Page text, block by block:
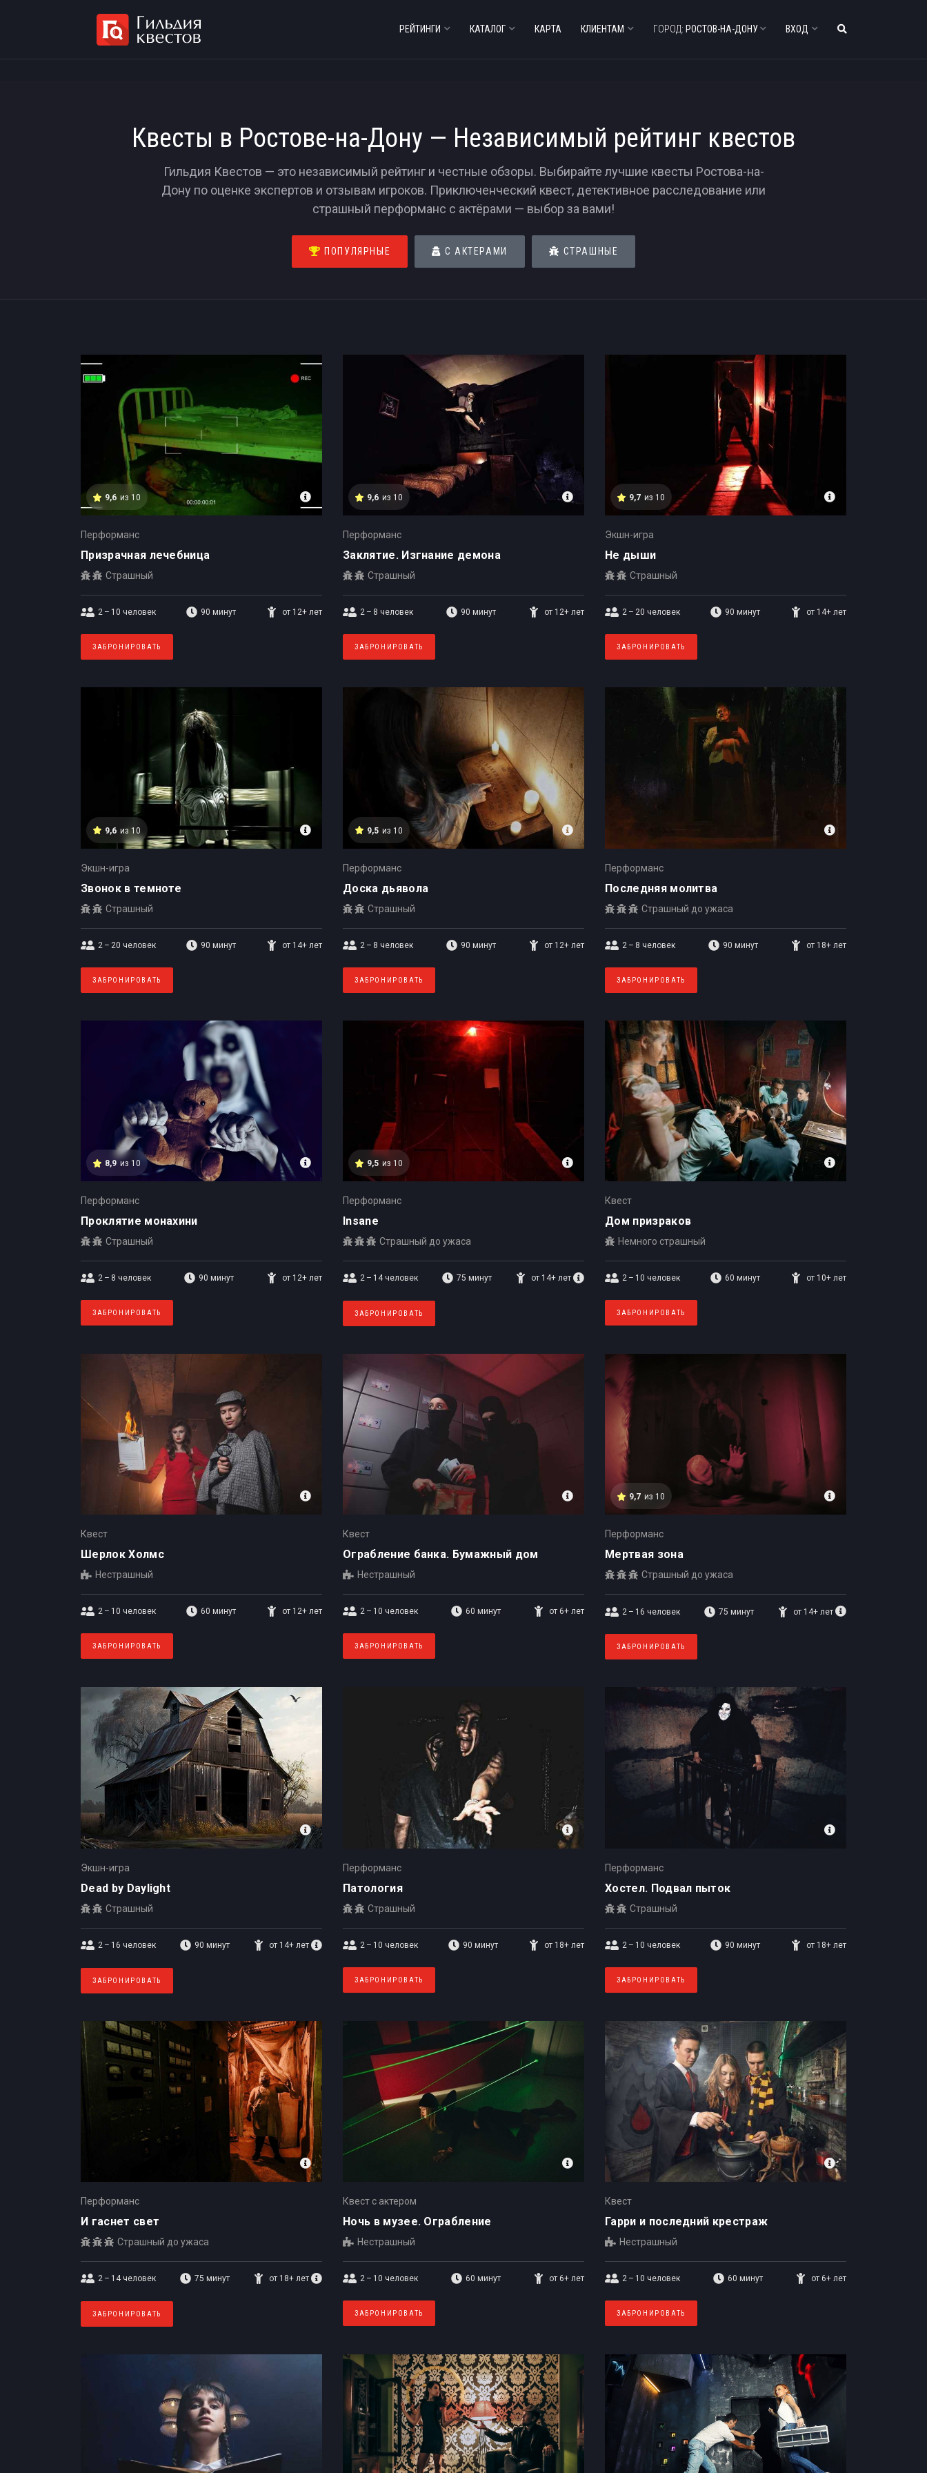
РЕЙТИНГИ КАТАЛОГ КАРТА КЛИЕНТАМ ГОРОД: РОСТОВ-НА-ДОНУ ВХОД
Квесты в Ростове-на-Дону — Независимый рейтинг квестов
Гильдия Квестов — это независимый рейтинг и честные обзоры. Выбирайте лучшие квесты Ростова-на-
Дону по оценке экспертов и отзывам игроков. Приключенческий квест, детективное расследование или
страшный перформанс с актёрами — выбор за вами!
ПОПУЛЯРНЫЕ С АКТЕРАМИ СТРАШНЫЕ
9,6 из 10
Перформанс
Призрачная лечебница
Страшный
2 – 10 человек 90 минут от 12+ лет
ЗАБРОНИРОВАТЬ
9,6 из 10
Перформанс
Заклятие. Изгнание демона
Страшный
2 – 8 человек 90 минут от 12+ лет
ЗАБРОНИРОВАТЬ
9,7 из 10
Экшн-игра
Не дыши
Страшный
2 – 20 человек 90 минут от 14+ лет
ЗАБРОНИРОВАТЬ
9,6 из 10
Экшн-игра
Звонок в темноте
Страшный
2 – 20 человек 90 минут от 14+ лет
ЗАБРОНИРОВАТЬ
9,5 из 10
Перформанс
Доска дьявола
Страшный
2 – 8 человек 90 минут от 12+ лет
ЗАБРОНИРОВАТЬ
Перформанс
Последняя молитва
Страшный до ужаса
2 – 8 человек 90 минут от 18+ лет
ЗАБРОНИРОВАТЬ
8,9 из 10
Перформанс
Проклятие монахини
Страшный
2 – 8 человек 90 минут от 12+ лет
ЗАБРОНИРОВАТЬ
9,5 из 10
Перформанс
Insane
Страшный до ужаса
2 – 14человек 75 минут от 14+ лет
ЗАБРОНИРОВАТЬ
Квест
Дом призраков
Немного страшный
2 – 10 человек 60 минут от 10+ лет
ЗАБРОНИРОВАТЬ
Квест
Шерлок Холмс
Нестрашный
2 – 10 человек 60 минут от 12+ лет
ЗАБРОНИРОВАТЬ
Квест
Ограбление банка. Бумажный дом
Нестрашный
2 – 10 человек 60 минут от 6+ лет
ЗАБРОНИРОВАТЬ
9,7 из 10
Перформанс
Мертвая зона
Страшный до ужаса
2 – 16 человек 75 минут от 14+ лет
ЗАБРОНИРОВАТЬ
Экшн-игра
Dead by Daylight
Страшный
2 – 16 человек 90 минут от 14+ лет
ЗАБРОНИРОВАТЬ
Перформанс
Патология
Страшный
2 – 10 человек 90 минут от 18+ лет
ЗАБРОНИРОВАТЬ
Перформанс
Хостел. Подвал пыток
Страшный
2 – 10 человек 90 минут от 18+ лет
ЗАБРОНИРОВАТЬ
Перформанс
И гаснет свет
Страшный до ужаса
2 – 14человек 75 минут от 18+ лет
ЗАБРОНИРОВАТЬ
Квест с актером
Ночь в музее. Ограбление
Нестрашный
2 – 10 человек 60 минут от 6+ лет
ЗАБРОНИРОВАТЬ
Квест
Гарри и последний крестраж
Нестрашный
2 – 10 человек 60 минут от 6+ лет
ЗАБРОНИРОВАТЬ